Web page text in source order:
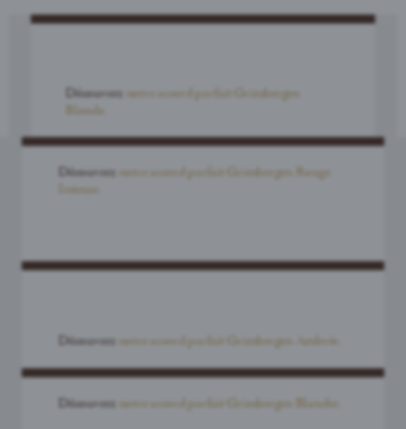
Découvrez notre accord parfait Grimbergen
Blonde.
Découvrez notre accord parfait Grimbergen Rouge
Intense.
Découvrez notre accord parfait Grimbergen Ambrée.
Découvrez notre accord parfait Grimbergen Blanche.